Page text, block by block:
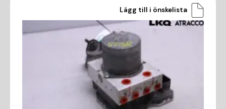
Lägg till i önskelista